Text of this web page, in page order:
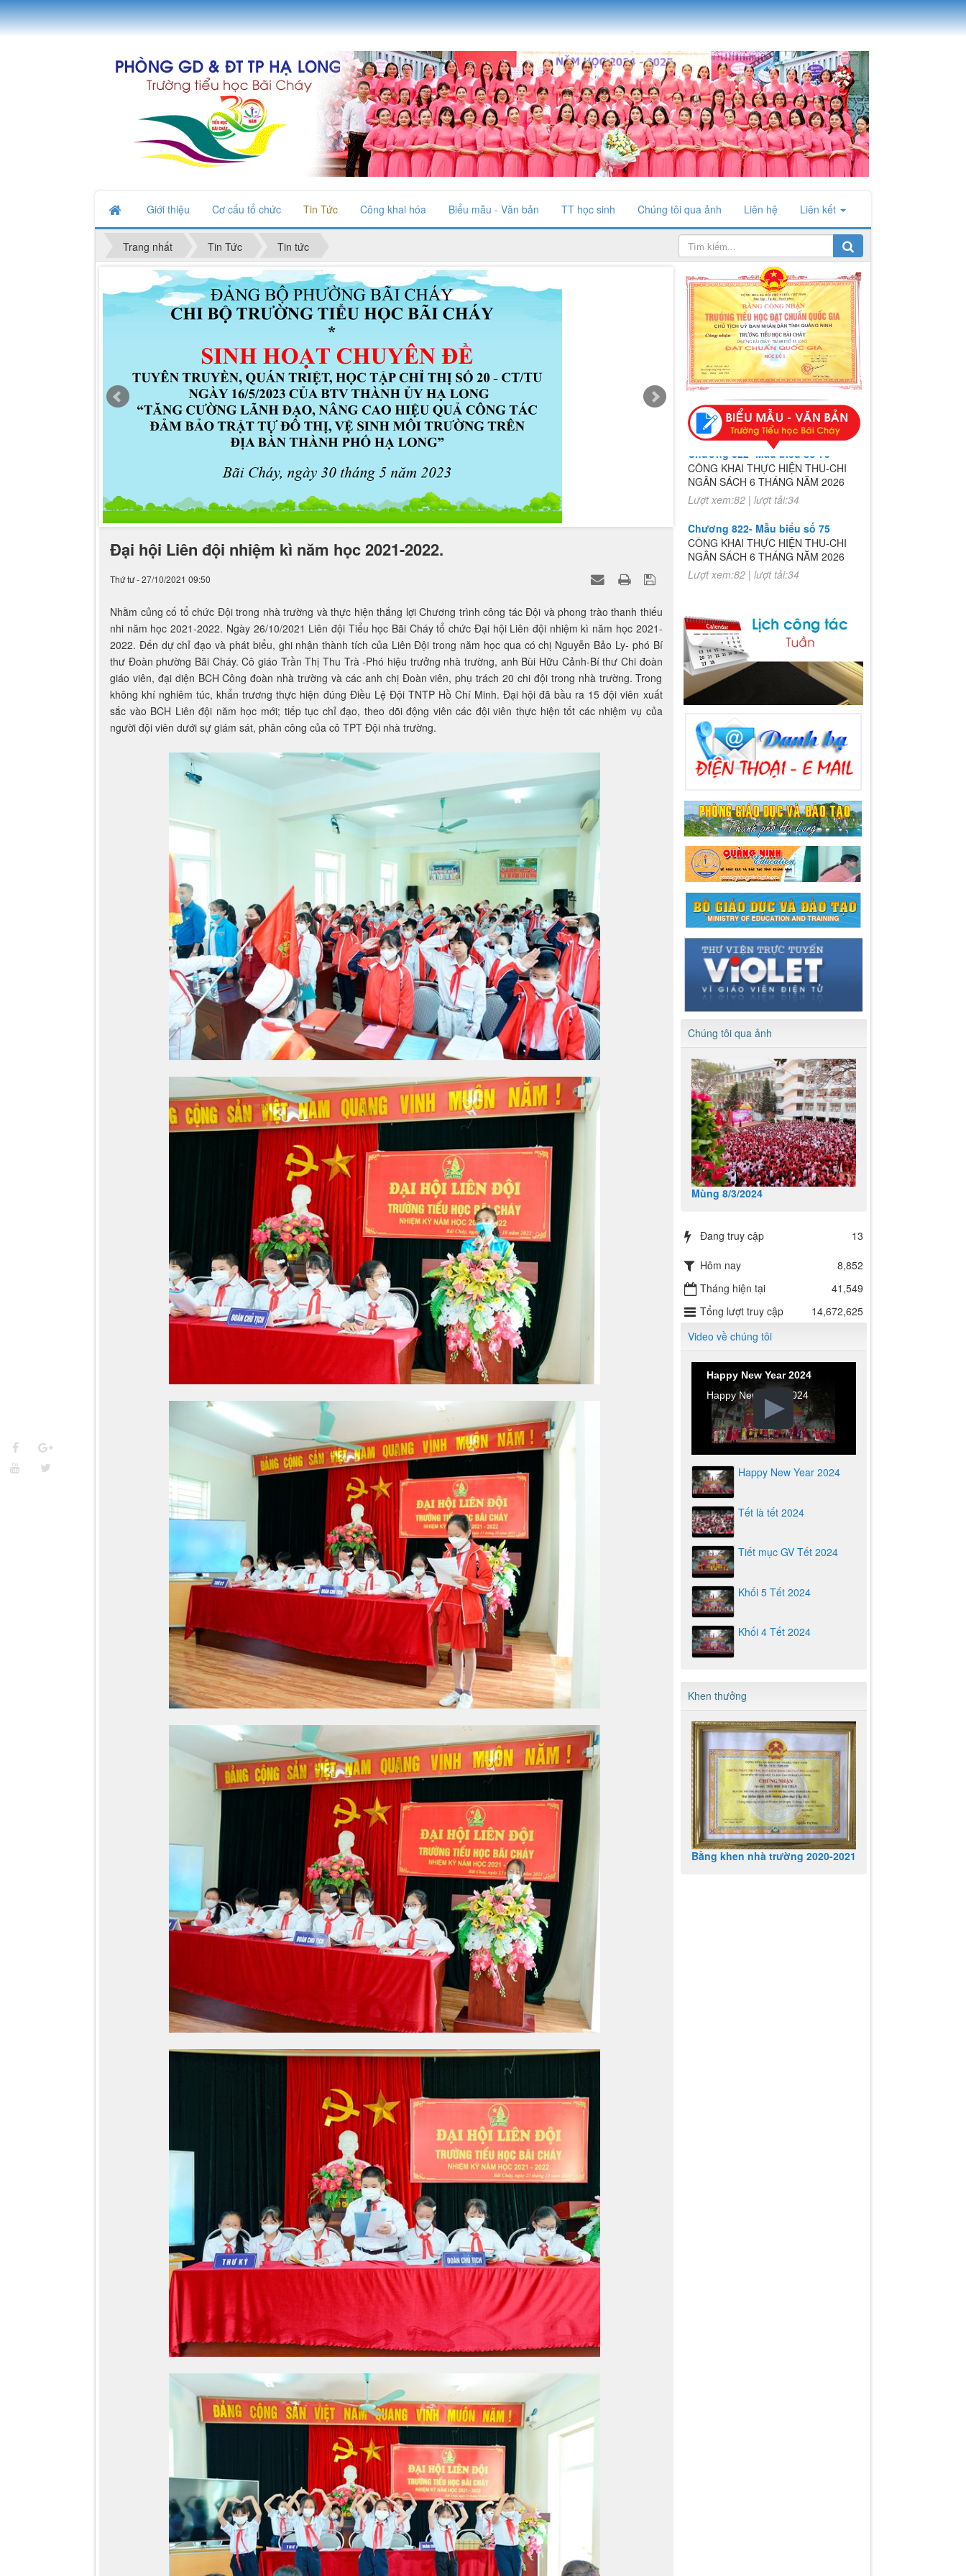
Giới thiệu Cơ cấu tổ chức Tin Tức Công khai hóa Biểu mẫu - Văn bản TT học sinh Chúng tôi qua ảnh Liên hệ Liên kết
Trang nhất Tin Tức Tin tức
Đại hội Liên đội nhiệm kì năm học 2021-2022.
Thứ tư - 27/10/2021 09:50
Nhằm củng cố tổ chức Đội trong nhà trường và thực hiện thắng lợi Chương trình công tác Đội và phong trào thanh thiếu
nhi năm học 2021-2022. Ngày 26/10/2021 Liên đội Tiểu học Bãi Cháy tổ chức Đại hội Liên đội nhiệm kì năm học 2021-
2022. Đến dự chỉ đạo và phát biểu, ghi nhận thành tích của Liên Đội trong năm học qua có chị Nguyễn Bảo Ly- phó Bí
thư Đoàn phường Bãi Cháy. Cô giáo Trần Thị Thu Trà -Phó hiệu trưởng nhà trường, anh Bùi Hữu Cảnh-Bí thư Chi đoàn
giáo viên, đại diện BCH Công đoàn nhà trường và các anh chị Đoàn viên, phụ trách 20 chi đội trong nhà trường. Trong
không khí nghiêm túc, khẩn trương thực hiện đúng Điều Lệ Đội TNTP Hồ Chí Minh. Đại hội đã bầu ra 15 đội viên xuất
sắc vào BCH Liên đội năm học mới; tiếp tục chỉ đạo, theo dõi động viên các đội viên thực hiện tốt các nhiệm vụ của
người đội viên dưới sự giám sát, phân công của cô TPT Đội nhà trường.
Chương 822- Mẫu biểu số 75
CÔNG KHAI THỰC HIỆN THU-CHI
NGÂN SÁCH 6 THÁNG NĂM 2026
Lượt xem:82 | lượt tải:34
Chương 822- Mẫu biểu số 75
NGÂN SÁCH 6 THÁNG NĂM 2026
Lượt xem:82 | lượt tải:34
Chúng tôi qua ảnh
Mùng 8/3/2024
Đang truy cập 13
Hôm nay
8,852
Tháng hiện tại
41,549
Tổng lượt truy cập
14,672,625
Video về chúng tôi
Happy New Year 2024
Happy New Year 2024
Happy New Year 2024
Tết là tết 2024
Tiết mục GV Tết 2024
Khối 5 Tết 2024
Khối 4 Tết 2024
Khen thưởng
Bằng khen nhà trường 2020-2021